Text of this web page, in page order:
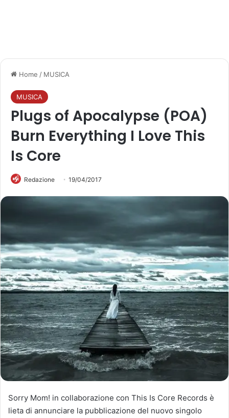
Home / MUSICA
MUSICA
Plugs of Apocalypse (POA)
Burn Everything I Love This
Is Core
Redazione 19/04/2017
Sorry Mom! in collaborazione con This Is Core Records è
lieta di annunciare la pubblicazione del nuovo singolo